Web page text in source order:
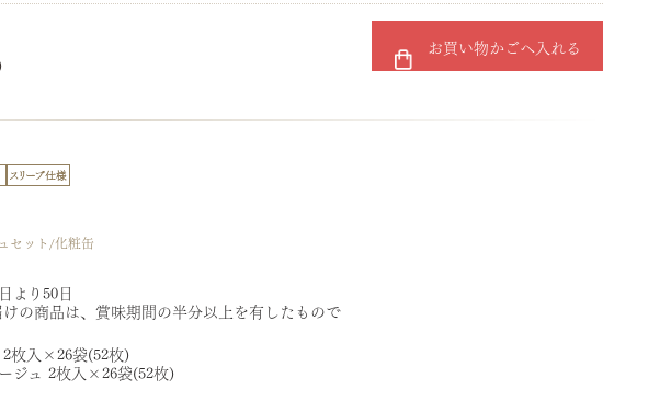
お買い物かごへ入れる
セット/化粧缶
より50日
の商品は、賞味期間の半分以上を有したもので
2枚入×26袋(52枚)
ジュ 2枚入×26袋(52枚)